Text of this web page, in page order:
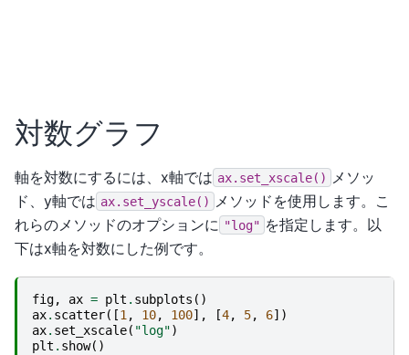
対数グラフ
軸を対数にするには、x軸では ax.set_xscale()
メソッ
ド、y軸では ax.set_yscale()
メソッドを使用します。こ
れらのメソッドのオプションに "log" を指定します。以
下はx軸を対数にした例です。
fig, ax = plt . subplots ()
ax. scatter([1 , 10, 100], [4, 5, 6])
ax. set_xscale( "log")
plt . show()